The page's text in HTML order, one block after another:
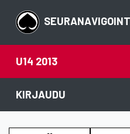
U14 2013
KIRJAUDU